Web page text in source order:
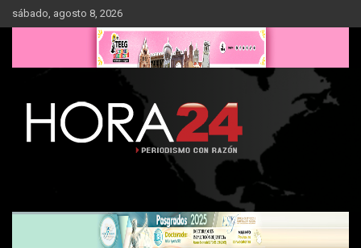
Saltar
al
sábado, agosto 8, 2026